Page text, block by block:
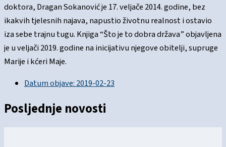
doktora, Dragan Sokanović je 17. veljače 2014. godine, bez
ikakvih tjelesnih najava, napustio životnu realnost i ostavio
iza sebe trajnu tugu. Knjiga “Što je to dobra država” objavljena
je u veljači 2019. godine na inicijativu njegove obitelji, supruge
Marije i kćeri Maje.
Datum objave:2019-02-23
Posljednje novosti